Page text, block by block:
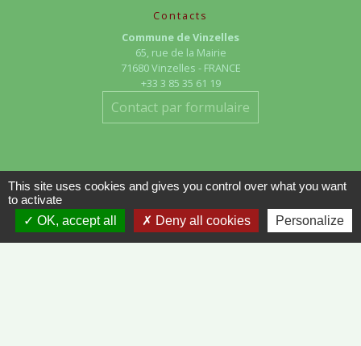
Contacts
Commune de Vinzelles
65, rue de la Mairie
71680 Vinzelles - FRANCE
+33 3 85 35 61 19
Contact par formulaire
Liens
This site uses cookies and gives you control over what you want
to activate
OK, accept all
Deny all cookies Personalize